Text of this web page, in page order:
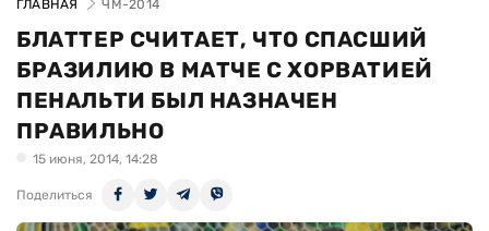
ГЛАВНАЯ ЧМ-2014
БЛАТТЕР СЧИТАЕТ, ЧТО СПАСШИЙ
БРАЗИЛИЮ В МАТЧЕ С ХОРВАТИЕЙ
ПЕНАЛЬТИ БЫЛ НАЗНАЧЕН
ПРАВИЛЬНО
15 июня, 2014, 14:28
Поделиться